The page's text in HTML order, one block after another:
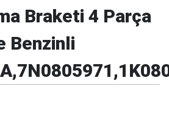
Braketi 4 Parça
Benzinli